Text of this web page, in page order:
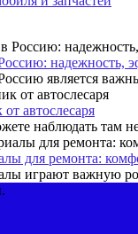
надежность,
является
автослесаря
наблюдать там
для ремонта:
играют важную